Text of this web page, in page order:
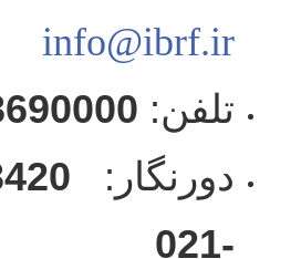
info@ibrf.ir
تلفن:
43690000 -021
دورنگار: